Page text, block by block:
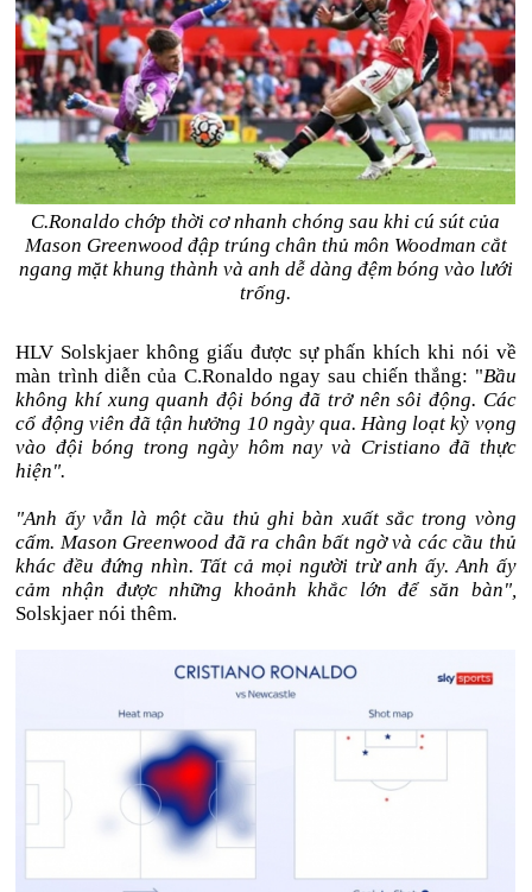
C.Ronaldo chớp thời cơ nhanh chóng sau khi cú sút của
Mason Greenwood đập trúng chân thủ môn Woodman cắt
ngang mặt khung thành và anh dễ dàng đệm bóng vào lưới
trống.
HLV Solskjaer không giấu được sự phấn khích khi nói về
màn trình diễn của C.Ronaldo ngay sau chiến thắng: "Bầu
không khí xung quanh đội bóng đã trở nên sôi động. Các
cổ động viên đã tận hưởng 10 ngày qua. Hàng loạt kỳ vọng
vào đội bóng trong ngày hôm nay và Cristiano đã thực
hiện".
"Anh ấy vẫn là một cầu thủ ghi bàn xuất sắc trong vòng
cấm. Mason Greenwood đã ra chân bất ngờ và các cầu thủ
khác đều đứng nhìn. Tất cả mọi người trừ anh ấy. Anh ấy
cảm nhận được những khoảnh khắc lớn để săn bàn",
Solskjaer nói thêm.